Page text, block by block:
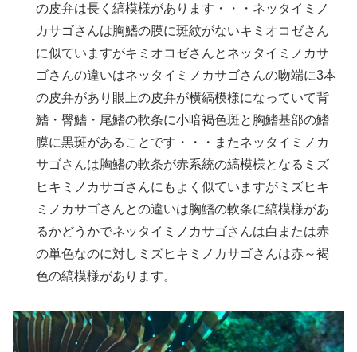
の皮弁は長く縞模様があります・・・ネッタイミノ
カサゴさんは胸鰭の膜に斑紋がないキミオコゼさん
に似ていますがキミオコゼさんとネッタイミノカサ
ゴさんの違いはネッタイミノカサゴさんの吻端に3本
の皮弁があり眼上の皮弁が横縞模様になっていて背
鰭・臀鰭・尾鰭の軟条に小暗褐色斑と胸鰭基部の鰭
膜に黒斑があることです・・・またネッタイミノカ
サゴさんは胸鰭の軟条が赤系統の縞模様となるミズ
ヒキミノカサゴさんにもよく似ていますがミズヒキ
ミノカサゴさんとの違いは胸鰭の軟条に縞模様があ
るかどうかでネッタイミノカサゴさんは白または赤
の単色なのに対しミズヒキミノカサゴさんは赤～褐
色の縞模様があります。